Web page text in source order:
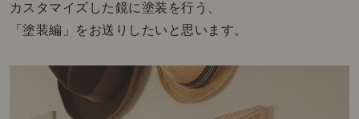
カスタマイズした鏡に塗装を行う、
「塗装編」をお送りしたいと思います。